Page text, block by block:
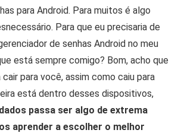
para Android. Para muitos é algo
Para que eu precisaria de
de senhas Android no meu
está sempre comigo? Bom, acho que
para você, assim como caiu para
está dentro desses dispositivos,
passa ser algo de extrema
aprender a escolher o melhor